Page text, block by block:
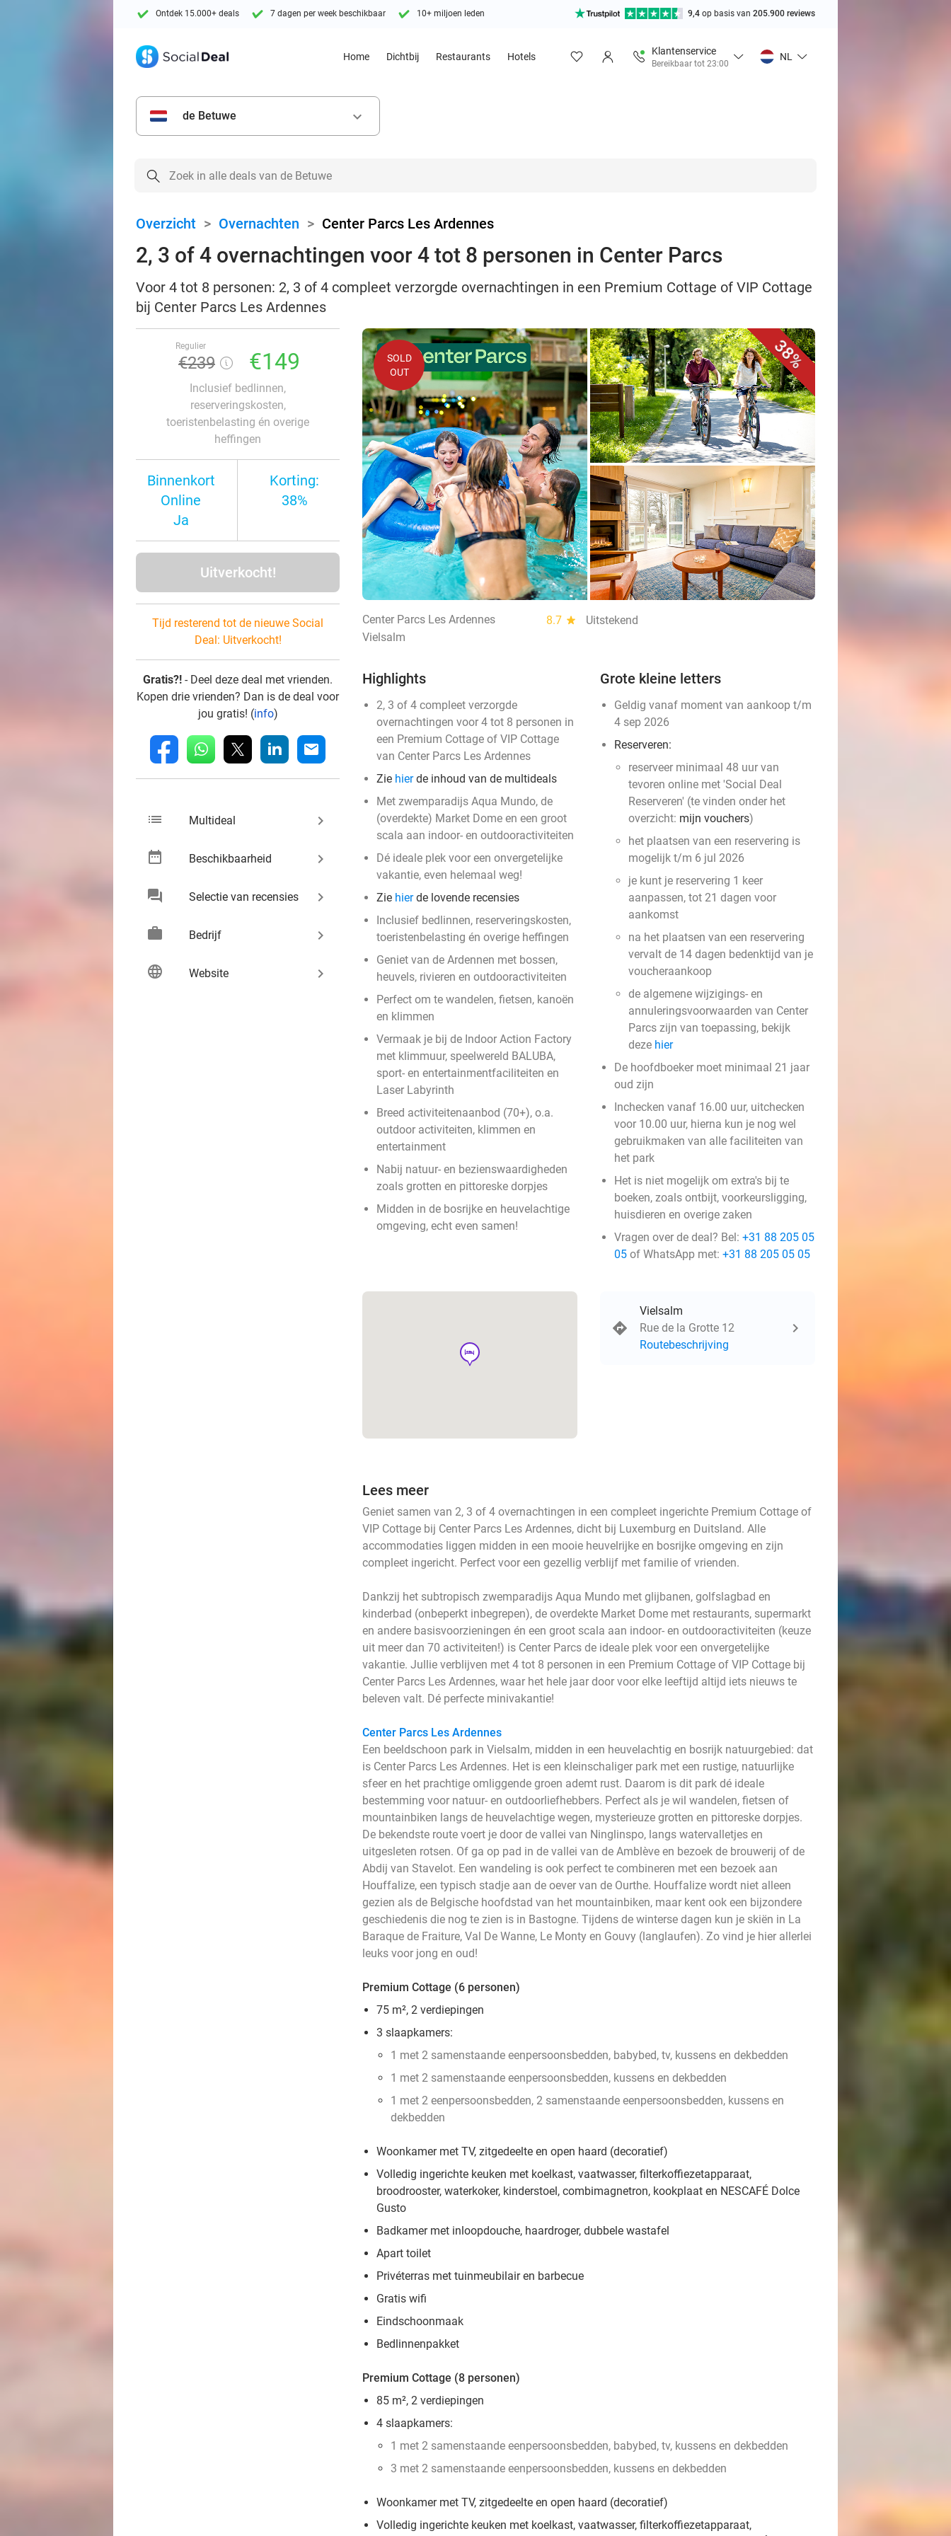
Ontdek 15.000+ deals 7 dagen per week beschikbaar 10+ miljoen leden 9,4 op basis van 205.900 reviews
Home Dichtbij Restaurants Hotels
Klantenservice
Bereikbaar tot 23:00
NL
de Betuwe keyboard_arrow_down
Overzicht > Overnachten > Center Parcs Les Ardennes
2, 3 of 4 overnachtingen voor 4 tot 8 personen in Center Parcs
Voor 4 tot 8 personen: 2, 3 of 4 compleet verzorgde overnachtingen in een Premium Cottage of VIP Cottage
bij Center Parcs Les Ardennes
Regulier
€239 €149
Inclusief bedlinnen,
reserveringskosten,
toeristenbelasting én overige
heffingen
Binnenkort
Online
Ja
Korting:
38%
Uitverkocht!
Tijd resterend tot de nieuwe Social
Deal: Uitverkocht!
Gratis?! - Deel deze deal met vrienden.
Kopen drie vrienden? Dan is de deal voor
jou gratis! (info)
fb whatsapp linkedin mail
list Multideal keyboard_arrow_right
date_range Beschikbaarheid keyboard_arrow_right
chat Selectie van recensies keyboard_arrow_right
work Bedrijf keyboard_arrow_right
language Website keyboard_arrow_right
38%
SOLD
OUT
Center Parcs Les Ardennes 8.7 star
Uitstekend
Vielsalm
Highlights
2, 3 of 4 compleet verzorgde
overnachtingen voor 4 tot 8 personen in
een Premium Cottage of VIP Cottage
van Center Parcs Les Ardennes
Zie hierde inhoud van de multideals
Met zwemparadijs Aqua Mundo, de
(overdekte) Market Dome en een groot
scala aan indoor- en outdooractiviteiten
Dé ideale plek voor een onvergetelijke
vakantie, even helemaal weg!
Zie hierde lovende recensies
Inclusief bedlinnen, reserveringskosten,
toeristenbelasting én overige heffingen
Geniet van de Ardennen met bossen,
heuvels, rivieren en outdooractiviteiten
Perfect om te wandelen, fietsen, kanoën
en klimmen
Vermaak je bij de Indoor Action Factory
met klimmuur, speelwereld BALUBA,
sport- en entertainmentfaciliteiten en
Laser Labyrinth
Breed activiteitenaanbod (70+), o.a.
outdoor activiteiten, klimmen en
entertainment
Nabij natuur- en bezienswaardigheden
zoals grotten en pittoreske dorpjes
Midden in de bosrijke en heuvelachtige
omgeving, echt even samen!
Grote kleine letters
Geldig vanaf moment van aankoop t/m
4 sep 2026
Reserveren:
reserveer minimaal 48 uur van
tevoren online met 'Social Deal
Reserveren' (te vinden onder het
overzicht: mijn vouchers)
het plaatsen van een reservering is
mogelijk t/m 6 jul 2026
je kunt je reservering 1 keer
aanpassen, tot 21 dagen voor
aankomst
na het plaatsen van een reservering
vervalt de 14 dagen bedenktijd van je
voucheraankoop
de algemene wijzigings- en
annuleringsvoorwaarden van Center
Parcs zijn van toepassing, bekijk
deze hier
De hoofdboeker moet minimaal 21 jaar
oud zijn
Inchecken vanaf 16.00 uur, uitchecken
voor 10.00 uur, hierna kun je nog wel
gebruikmaken van alle faciliteiten van
het park
Het is niet mogelijk om extra's bij te
boeken, zoals ontbijt, voorkeursligging,
huisdieren en overige zaken
Vragen over de deal? Bel: +31 88 205 05
05 of WhatsApp met: +31 88 205 05 05
hotel
Vielsalm
Rue de la Grotte 12
Routebeschrijving
Lees meer
Geniet samen van 2, 3 of 4 overnachtingen in een compleet ingerichte Premium Cottage of
VIP Cottage bij Center Parcs Les Ardennes, dicht bij Luxemburg en Duitsland. Alle
accommodaties liggen midden in een mooie heuvelrijke en bosrijke omgeving en zijn
compleet ingericht. Perfect voor een gezellig verblijf met familie of vrienden.
Dankzij het subtropisch zwemparadijs Aqua Mundo met glijbanen, golfslagbad en
kinderbad (onbeperkt inbegrepen), de overdekte Market Dome met restaurants, supermarkt
en andere basisvoorzieningen én een groot scala aan indoor- en outdooractiviteiten (keuze
uit meer dan 70 activiteiten!) is Center Parcs de ideale plek voor een onvergetelijke
vakantie. Jullie verblijven met 4 tot 8 personen in een Premium Cottage of VIP Cottage bij
Center Parcs Les Ardennes, waar het hele jaar door voor elke leeftijd altijd iets nieuws te
beleven valt. Dé perfecte minivakantie!
Center Parcs Les Ardennes
Een beeldschoon park in Vielsalm, midden in een heuvelachtig en bosrijk natuurgebied: dat
is Center Parcs Les Ardennes. Het is een kleinschaliger park met een rustige, natuurlijke
sfeer en het prachtige omliggende groen ademt rust. Daarom is dit park dé ideale
bestemming voor natuur- en outdoorliefhebbers. Perfect als je wil wandelen, fietsen of
mountainbiken langs de heuvelachtige wegen, mysterieuze grotten en pittoreske dorpjes.
De bekendste route voert je door de vallei van Ninglinspo, langs watervalletjes en
uitgesleten rotsen. Of ga op pad in de vallei van de Amblève en bezoek de brouwerij of de
Abdij van Stavelot. Een wandeling is ook perfect te combineren met een bezoek aan
Houffalize, een typisch stadje aan de oever van de Ourthe. Houffalize wordt niet alleen
gezien als de Belgische hoofdstad van het mountainbiken, maar kent ook een bijzondere
geschiedenis die nog te zien is in Bastogne. Tijdens de winterse dagen kun je skiën in La
Baraque de Fraiture, Val De Wanne, Le Monty en Gouvy (langlaufen). Zo vind je hier allerlei
leuks voor jong en oud!
Premium Cottage (6 personen)
75 m², 2 verdiepingen
3 slaapkamers:
1 met 2 samenstaande eenpersoonsbedden, babybed, tv, kussens en dekbedden
1 met 2 samenstaande eenpersoonsbedden, kussens en dekbedden
1 met 2 eenpersoonsbedden, 2 samenstaande eenpersoonsbedden, kussens en
dekbedden
Woonkamer met TV, zitgedeelte en open haard (decoratief)
Volledig ingerichte keuken met koelkast, vaatwasser, filterkoffiezetapparaat,
broodrooster, waterkoker, kinderstoel, combimagnetron, kookplaat en NESCAFÉ Dolce
Gusto
Badkamer met inloopdouche, haardroger, dubbele wastafel
Apart toilet
Privéterras met tuinmeubilair en barbecue
Gratis wifi
Eindschoonmaak
Bedlinnenpakket
Premium Cottage (8 personen)
85 m², 2 verdiepingen
4 slaapkamers:
1 met 2 samenstaande eenpersoonsbedden, babybed, tv, kussens en dekbedden
3 met 2 samenstaande eenpersoonsbedden, kussens en dekbedden
Woonkamer met TV, zitgedeelte en open haard (decoratief)
Volledig ingerichte keuken met koelkast, vaatwasser, filterkoffiezetapparaat,